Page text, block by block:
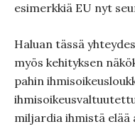
esimerkkiä EU nyt
Haluan tässä
myös kehityksen
pahin
miljardia ihmistä elää